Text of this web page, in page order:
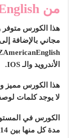
من ZAmericanEnglish:
هذا الكورس
مجاني بالإضافة
الأندرويد والـ IOS.
هذا الكورس مميز
لا يوجد كلمات
مدة كل منها بين 14 دقيقة حتى 18 دقيقة.